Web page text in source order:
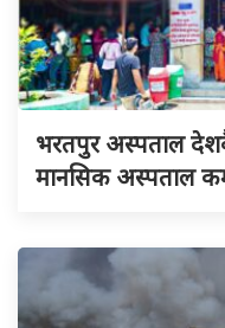
भरतपुर अस्पताल
मानसिक अस्पताल